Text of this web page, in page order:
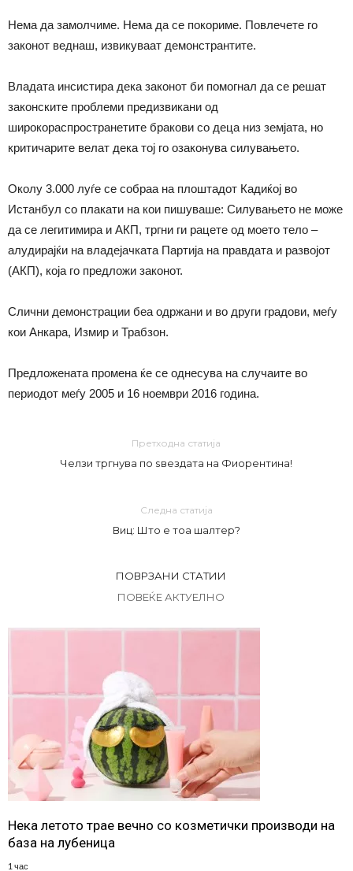
Нема да замолчиме. Нема да се покориме. Повлечете го
законот веднаш, извикуваат демонстрантите.
Владата инсистира дека законот би помогнал да се решат
законските проблеми предизвикани од
широкораспространетите бракови со деца низ земјата, но
критичарите велат дека тој го озаконува силувањето.
Околу 3.000 луѓе се собраа на плоштадот Кадиќој во
Истанбул со плакати на кои пишуваше: Силувањето не може
да се легитимира и АКП, тргни ги рацете од моето тело –
алудирајќи на владејачката Партија на правдата и развојот
(АКП), која го предложи законот.
Слични демонстрации беа одржани и во други градови, меѓу
кои Анкара, Измир и Трабзон.
Предложената промена ќе се однесува на случаите во
периодот меѓу 2005 и 16 ноември 2016 година.
Претходна статија
Челзи тргнува по ѕвездата на Фиорентина!
Следна статија
Виц: Што е тоа шалтер?
ПОВРЗАНИ СТАТИИ
ПОВЕЌЕ АКТУЕЛНО
Нека летото трае вечно со козметички производи на
база на лубеница
1 час